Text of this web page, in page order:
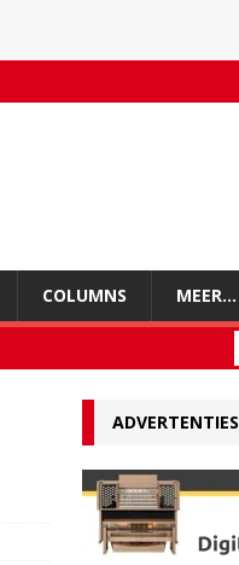
COLUMNS MEER…
ADVERTENTIES